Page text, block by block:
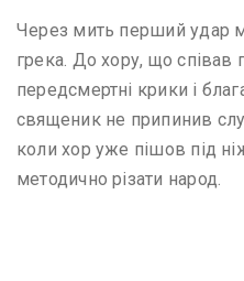
Через мить перший удар
грека. До хору, що співав
передсмертні крики і
священик не припинив
коли хор уже пішов під
методично різати народ.